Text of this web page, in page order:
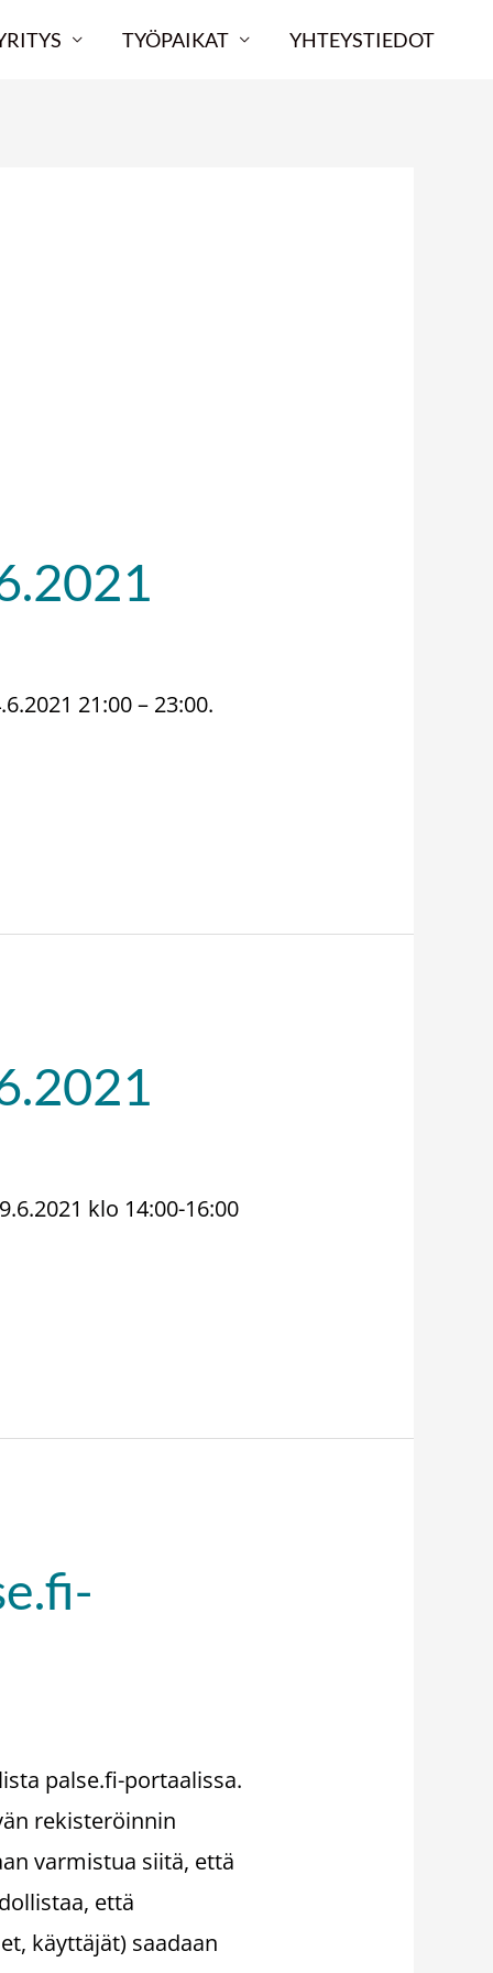
TYÖPAIKAT YHTEYSTIEDOT
21:00 – 23:00.
klo 14:00-16:00
palse.fi-portaalissa.
rekisteröinnin
varmistua siitä, että
että
käyttäjät) saadaan